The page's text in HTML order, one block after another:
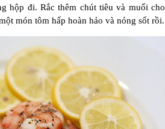
hộp đi. Rắc thêm chút tiêu và muối cho
món tôm hấp hoàn hảo và nóng sốt rồi.